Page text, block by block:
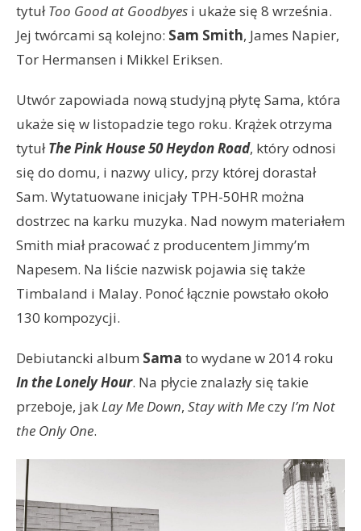
tytułToo Good at Goodbyes i ukaże się 8 września.
Jej twórcami są kolejno: Sam Smith, James Napier,
Tor Hermansen i Mikkel Eriksen.
Utwór zapowiada nową studyjną płytę Sama, która
ukaże się w listopadzie tego roku. Krążek otrzyma
tytułThe Pink House 50 Heydon Road, który odnosi
się do domu, i nazwy ulicy, przy której dorastał
Sam. Wytatuowane inicjały TPH-50HR można
dostrzec na karku muzyka. Nad nowym materiałem
Smith miał pracować z producentem Jimmy’m
Napesem. Na liście nazwisk pojawia się także
Timbaland i Malay. Ponoć łącznie powstało około
130 kompozycji.
Debiutancki album Sama to wydane w 2014 roku
In the Lonely Hour. Na płycie znalazły się takie
przeboje, jakLay Me Down, Stay with MeczyI’m Not
the Only One.